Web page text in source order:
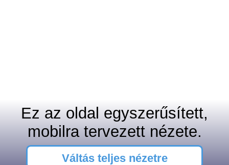
Ez az oldal egyszerűsített,
mobilra tervezett nézete.
Váltás teljes nézetre